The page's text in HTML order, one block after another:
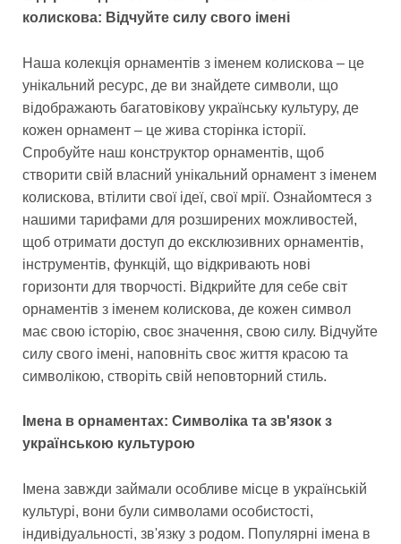
колискова: Відчуйте силу свого імені
Наша колекція орнаментів з іменем колискова – це
унікальний ресурс, де ви знайдете символи, що
відображають багатовікову українську культуру, де
кожен орнамент – це жива сторінка історії.
Спробуйте наш конструктор орнаментів, щоб
створити свій власний унікальний орнамент з іменем
колискова, втілити свої ідеї, свої мрії. Ознайомтеся з
нашими тарифами для розширених можливостей,
щоб отримати доступ до ексклюзивних орнаментів,
інструментів, функцій, що відкривають нові
горизонти для творчості. Відкрийте для себе світ
орнаментів з іменем колискова, де кожен символ
має свою історію, своє значення, свою силу. Відчуйте
силу свого імені, наповніть своє життя красою та
символікою, створіть свій неповторний стиль.
Імена в орнаментах: Символіка та зв'язок з
українською культурою
Імена завжди займали особливе місце в українській
культурі, вони були символами особистості,
індивідуальності, зв'язку з родом. Популярні імена в